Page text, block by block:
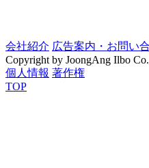
会社紹介 広告案内・お問い
Copyright by JoongAng Ilbo
個人情報 著作権
TOP